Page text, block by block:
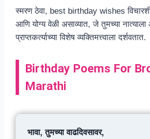
स्मरण ठेवा, best birthday wishes
आणि योग्य वेळी असाव्यात, जे तुमच्या
प्राप्तकर्त्याच्या विशेष व्यक्तिमत्त्वाला दर्शवतात.
Birthday Poems For
Marathi
भावा, तुमच्या वाढदिवसावर,